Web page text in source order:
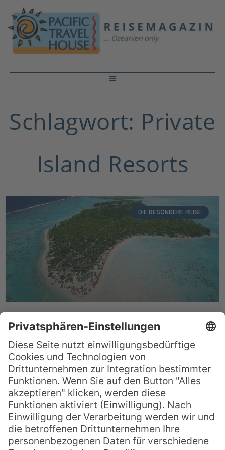
Schlagwort: Private
Island Resorts
DIE BESONDERE REISE
Die 9 schönsten Private
Islands Resorts in der Südsee
Einmal auf einer einsamen Insel mitten im
Südpazifik stranden und nichts anderes
erleben, als absolute Ruhe,
Abgeschiedenheit und die vielleicht
schönste Umgebung der Welt. Dieser